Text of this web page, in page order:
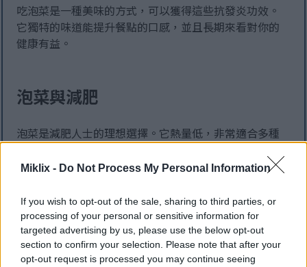
Miklix - Do Not Process My Personal Information
If you wish to opt-out of the sale, sharing to third parties, or
processing of your personal or sensitive information for
targeted advertising by us, please use the below opt-out
section to confirm your selection. Please note that after your
opt-out request is processed you may continue seeing
吃泡菜是一種美味的方式，可以獲得這些抗發炎功效。
它獨特的味道能提升餐點的口感，並且長期來看對你的
健康有益。
泡菜與減肥
泡菜是減肥人士的理想選擇。它熱量低，非常適合多種
泡菜也富含膳食纖維，有助於延長飽足感，讓你更容易
研究表明，泡菜有助於控制體重。經常食用泡菜可能有
助於減輕體重和減少體脂。它還可以降低血糖水平，從
而幫助體重管理。